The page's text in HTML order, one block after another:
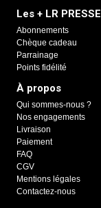
Les + LR PRESSE
Abonnements
Chèque cadeau
Parrainage
Points fidélité
À propos
Qui sommes-nous ?
Nos engagements
Livraison
Paiement
FAQ
CGV
Mentions légales
Contactez-nous